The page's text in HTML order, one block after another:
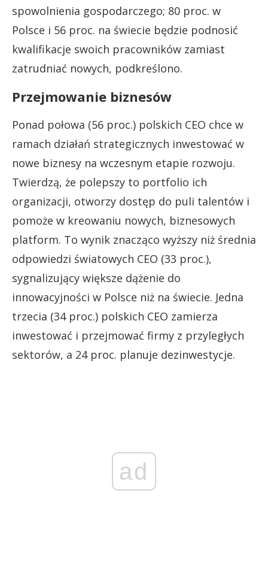
spowolnienia gospodarczego; 80 proc. w
Polsce i 56 proc. na świecie będzie podnosić
kwalifikacje swoich pracowników zamiast
zatrudniać nowych, podkreślono.
Przejmowanie biznesów
Ponad połowa (56 proc.) polskich CEO chce w
ramach działań strategicznych inwestować w
nowe biznesy na wczesnym etapie rozwoju.
Twierdzą, że polepszy to portfolio ich
organizacji, otworzy dostęp do puli talentów i
pomoże w kreowaniu nowych, biznesowych
platform. To wynik znacząco wyższy niż średnia
odpowiedzi światowych CEO (33 proc.),
sygnalizujący większe dążenie do
innowacyjności w Polsce niż na świecie. Jedna
trzecia (34 proc.) polskich CEO zamierza
inwestować i przejmować firmy z przyległych
sektorów, a 24 proc. planuje dezinwestycje.
ad